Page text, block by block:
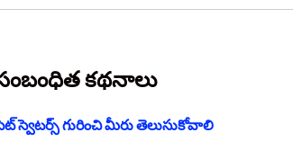
కథనాలు
స్వెటర్స్ గురించి మీరు తెలుసుకోవాలి